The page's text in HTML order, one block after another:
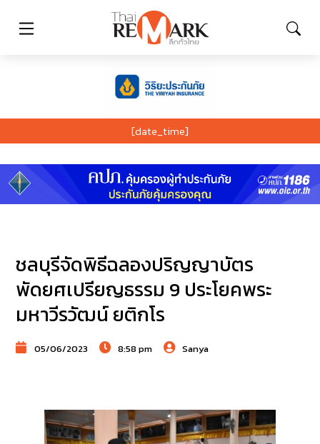
[date_time]
ชลบุรีจัดพิธีฉลองปริญญาบัตร
พัดยศเปรียญธรรม 9 ประโยคพระ
มหาวีรวัฒน์ ยติกโร
05/06/2023 8:58 pm Sanya